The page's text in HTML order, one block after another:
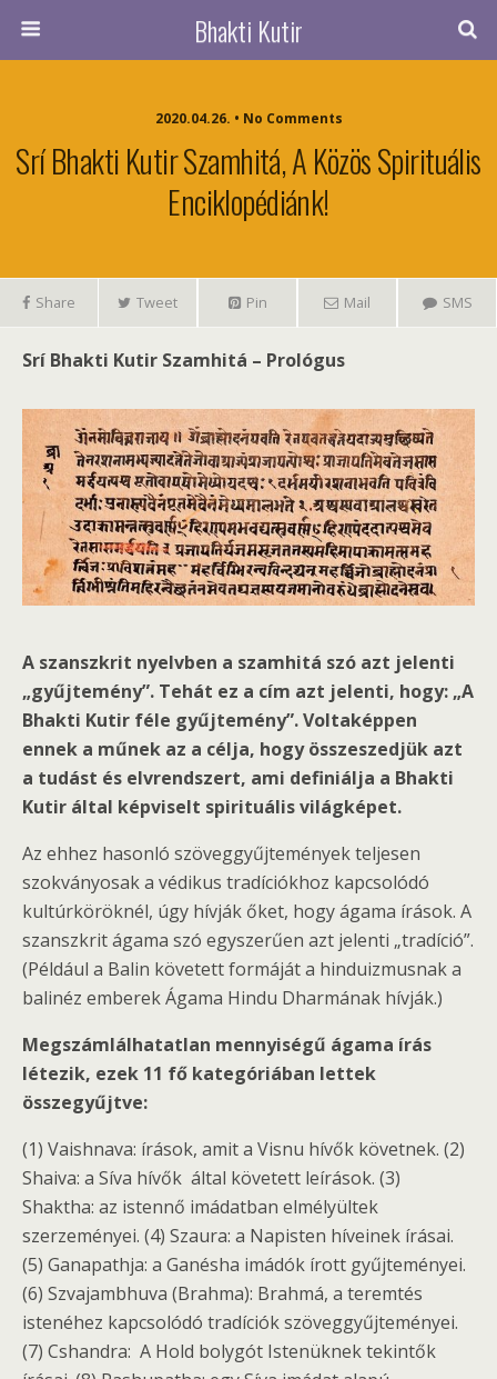
Bhakti Kutir
2020.04.26. • No Comments
Srí Bhakti Kutir Szamhitá, A Közös Spirituális
Enciklopédiánk!
Share Tweet Pin Mail SMS
Srí Bhakti Kutir Szamhitá – Prológus
A szanszkrit nyelvben a szamhitá szó azt jelenti
„gyűjtemény”. Tehát ez a cím azt jelenti, hogy: „A
Bhakti Kutir féle gyűjtemény”. Voltaképpen
ennek a műnek az a célja, hogy összeszedjük azt
a tudást és elvrendszert, ami definiálja a Bhakti
Kutir által képviselt spirituális világképet.
Az ehhez hasonló szöveggyűjtemények teljesen
szokványosak a védikus tradíciókhoz kapcsolódó
kultúrköröknél, úgy hívják őket, hogy ágama írások. A
szanszkrit ágama szó egyszerűen azt jelenti „tradíció”.
(Például a Balin követett formáját a hinduizmusnak a
balinéz emberek Ágama Hindu Dharmának hívják.)
Megszámlálhatatlan mennyiségű ágama írás
létezik, ezek 11 fő kategóriában lettek
összegyűjtve:
(1) Vaishnava: írások, amit a Visnu hívők követnek. (2)
Shaiva: a Síva hívők által követett leírások. (3)
Shaktha: az istennő imádatban elmélyültek
szerzeményei. (4) Szaura: a Napisten híveinek írásai.
(5) Ganapathja: a Ganésha imádók írott gyűjteményei.
(6) Szvajambhuva (Brahma): Brahmá, a teremtés
istenéhez kapcsolódó tradíciók szöveggyűjteményei.
(7) Cshandra: A Hold bolygót Istenüknek tekintők